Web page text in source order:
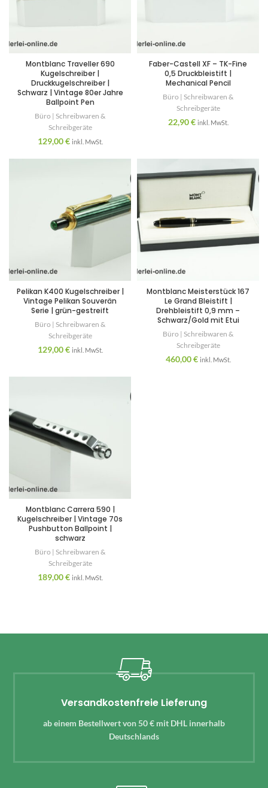
Montblanc Traveller 690
Kugelschreiber |
Druckkugelschreiber |
Schwarz | Vintage 80er Jahre
Ballpoint Pen
Büro | Schreibwaren &
Schreibgeräte
129,00€ inkl. MwSt.
Faber-Castell XF – TK-Fine
0,5 Druckbleistift |
Mechanical Pencil
Büro | Schreibwaren &
Schreibgeräte
22,90€ inkl. MwSt.
Pelikan K400 Kugelschreiber |
Vintage Pelikan Souverän
Serie | grün-gestreift
Büro | Schreibwaren &
Schreibgeräte
129,00€ inkl. MwSt.
Montblanc Meisterstück 167
Le Grand Bleistift |
Drehbleistift 0,9 mm –
Schwarz/Gold mit Etui
Büro | Schreibwaren &
Schreibgeräte
460,00€ inkl. MwSt.
Montblanc Carrera 590 |
Kugelschreiber | Vintage 70s
Pushbutton Ballpoint |
schwarz
Büro | Schreibwaren &
Schreibgeräte
189,00€ inkl. MwSt.
Versandkostenfreie Lieferung
ab einem Bestellwert von 50 € mit DHL innerhalb
Deutschlands